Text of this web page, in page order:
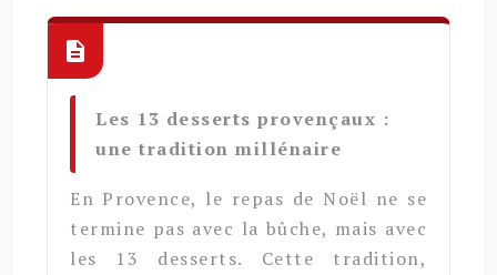
Les 13 desserts provençaux :
une tradition millénaire
En Provence, le repas de Noël ne se
termine pas avec la bûche, mais avec
les 13 desserts. Cette tradition,